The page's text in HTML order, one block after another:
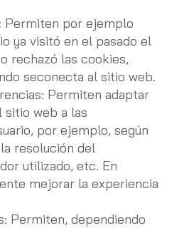
Permiten por ejemplo
ya visitó en el pasado el
rechazó las cookies,
seconecta al sitio web.
Permiten adaptar
sitio web a las
por ejemplo, según
resolución del
utilizado, etc. En
mejorar la experiencia
Permiten, dependiendo